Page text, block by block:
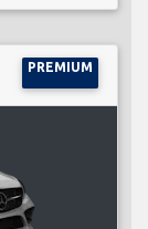
PREMIUM